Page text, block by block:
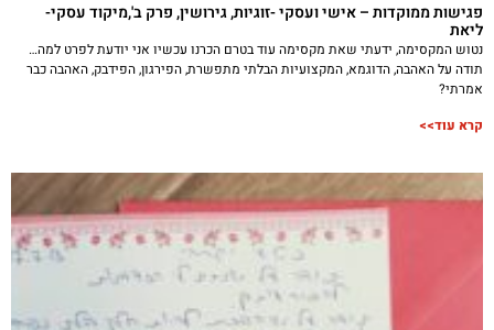
פגישות ממוקדות – אישי ועסקי -זוגיות, גירושין, פרק ב',מיקוד עסקי-
ליאת
נטוש המקסימה, ידעתי שאת מקסימה עוד בטרם הכרנו עכשיו אני יודעת לפרט למה…
תודה על האהבה, הדוגמא, המקצועיות הבלתי מתפשרת, הפירגון, הפידבק, האהבה כבר
אמרתי?
קרא עוד>>